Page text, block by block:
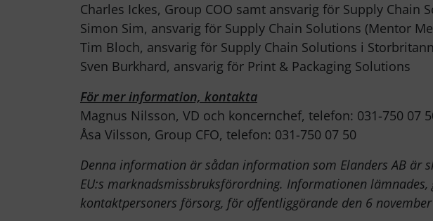
Charles Ickes, Group COO samt ansvarig för Supply Chain
Simon Sim, ansvarig för Supply Chain Solutions (Mentor
Tim Bloch, ansvarig för Supply Chain Solutions i
Sven Burkhard, ansvarig för Print & Packaging Solutions
För mer information, kontakta
Magnus Nilsson, VD och koncernchef, telefon: 031-750 07
Åsa Vilsson, Group CFO, telefon: 031-750 07 50
Denna information är sådan information som Elanders AB är
EU:s marknadsmissbruksförordning. Informationen lämnades,
kontaktpersoners försorg, för offentliggörande den 6 november